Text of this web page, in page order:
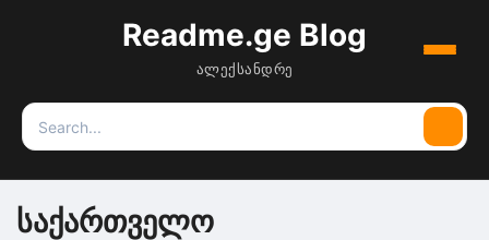
Readme.ge Blog
ალექსანდრე
Menu
Search
for:
საქართველო